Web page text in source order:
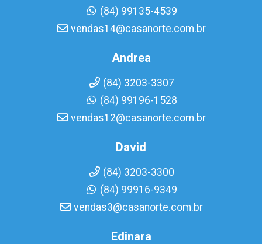
(84) 99135-4539
vendas14@casanorte.com.br
Andrea
(84) 3203-3307
(84) 99196-1528
vendas12@casanorte.com.br
David
(84) 3203-3300
(84) 99916-9349
vendas3@casanorte.com.br
Edinara